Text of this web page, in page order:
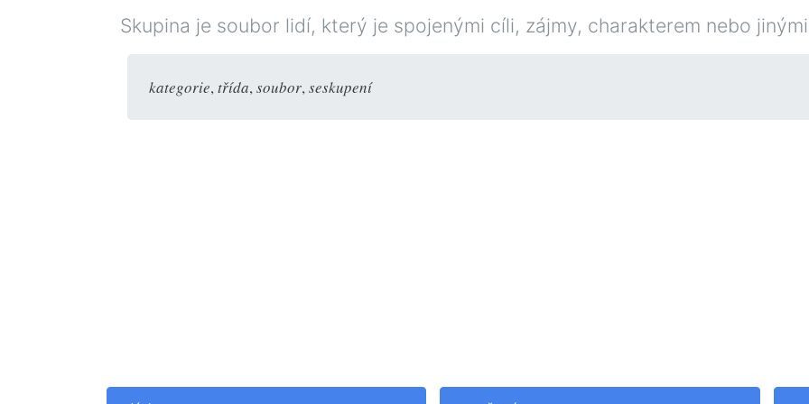
Skupina je soubor lidí, který je spojenými cíli, zájmy, charakterem nebo
kategorie, třída, soubor, seskupení